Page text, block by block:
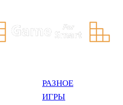
РАЗНОЕ
ИГРЫ